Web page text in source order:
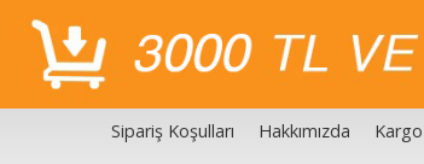
Sipariş Koşulları Hakkımızda